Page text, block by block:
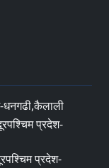
धनगढी,कैलाली
प्रदेश-
प्रदेश-